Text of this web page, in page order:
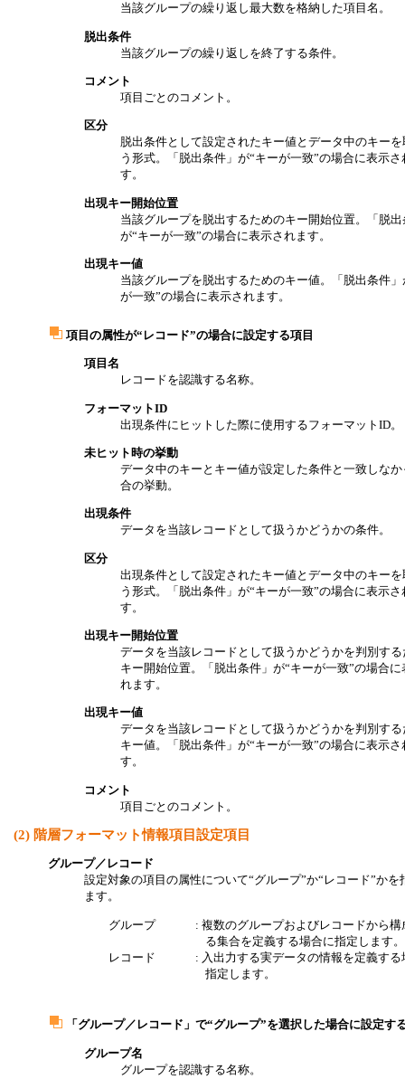
当該グループの繰り返し最大数を格納した項目名。
脱出条件
当該グループの繰り返しを終了する条件。
コメント
項目ごとのコメント。
区分
脱出条件として設定されたキー値とデータ中のキー
う形式。「脱出条件」が“キーが一致”の場合に表示さ
す。
出現キー開始位置
当該グループを脱出するためのキー開始位置。「脱
が“キーが一致”の場合に表示されます。
出現キー値
当該グループを脱出するためのキー値。「脱出条件」
が一致”の場合に表示されます。
項目の属性が“レコード”の場合に設定する項目
項目名
レコードを認識する名称。
フォーマットID
出現条件にヒットした際に使用するフォーマットID。
未ヒット時の挙動
データ中のキーとキー値が設定した条件と一致しな
合の挙動。
出現条件
データを当該レコードとして扱うかどうかの条件。
区分
出現条件として設定されたキー値とデータ中のキー
う形式。「脱出条件」が“キーが一致”の場合に表示さ
す。
出現キー開始位置
データを当該レコードとして扱うかどうかを判別す
キー開始位置。「脱出条件」が“キーが一致”の場合に
れます。
出現キー値
データを当該レコードとして扱うかどうかを判別す
キー値。「脱出条件」が“キーが一致”の場合に表示さ
す。
コメント
項目ごとのコメント。
(2) 階層フォーマット情報項目設定項目
グループ／レコード
設定対象の項目の属性について“グループ”か“レコード”かを
ます。
グループ
: 複数のグループおよびレコードから構
る集合を定義する場合に指定します。
レコード
: 入出力する実データの情報を定義する
指定します。
「グループ／レコード」で“グループ”を選択した場合に設定す
グループ名
グループを認識する名称。